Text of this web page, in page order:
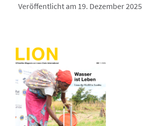
Veröffentlicht am 19. Dezember 2025